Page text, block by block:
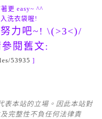
更 easy~ ^^
洗衣袋喔!
力吧~! \(>3<)/
閱舊文:
53935 ]
表本站的立場。因此本站對
完整性不負任何法律責